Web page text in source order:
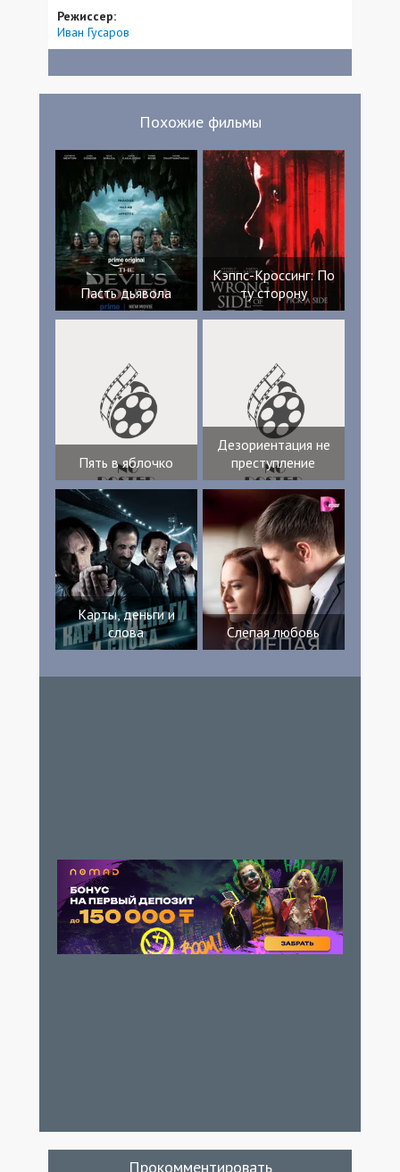
Режиссер:
Иван Гусаров
Похожие фильмы
Пасть дьявола
Кэппс-Кроссинг: По
ту сторону
Пять в яблочко
Дезориентация не
преступление
Карты, деньги и
слова
Слепая любовь
Прокомментировать